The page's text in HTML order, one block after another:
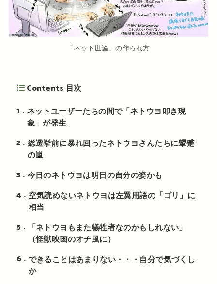
「ネット世論」の作られ方
Contents 目次
1
ネットユーザーたちの間で「ネトウヨ叩き現
象」が発生
2
総選挙前に暴れ回ったネトウヨさんたちに顰蹙
の嵐
3 今日のネトウヨは明日の自分の姿かも
4
空気読めないネトウヨは左翼用語の「ゴリ」に
相当
5
「ネトウヨもまた犠牲者なのかもしれない」
（怪獣映画のオチ風に）
6
できることはあまりない・・・自分で気づくし
か